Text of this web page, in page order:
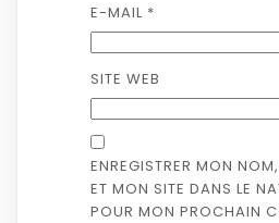
E-MAIL *
SITE WEB
ENREGISTRER MON
ET MON SITE DANS LE
POUR MON PROCHAIN